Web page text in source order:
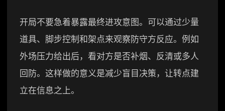
开局不要急着暴露最终进攻意图。可以通过少量
道具、脚步控制和架点来观察防守方反应。例如
外场压力给出后，看对方是否补烟、反清或多人
回防。这样做的意义是减少盲目决策，让转点建
立在信息之上。